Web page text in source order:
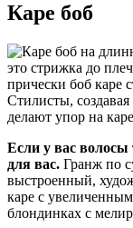
Каре боб
это стрижка до
прически боб каре
Стилисты,
делают упор на
Если у вас волосы
для вас. Гранж по
выстроенный,
каре с
блондинках с